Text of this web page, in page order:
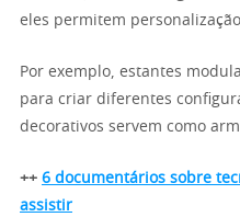
eles permitem
Por exemplo, estantes
para criar diferentes
decorativos servem como
++ 6 documentários sobre
assistir